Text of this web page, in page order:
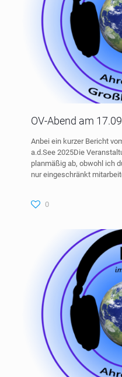
OV-Abend am
Anbei ein kurzer Bericht
a.d.See 2025Die
planmäßig ab, obwohl ich
nur eingeschränkt
0